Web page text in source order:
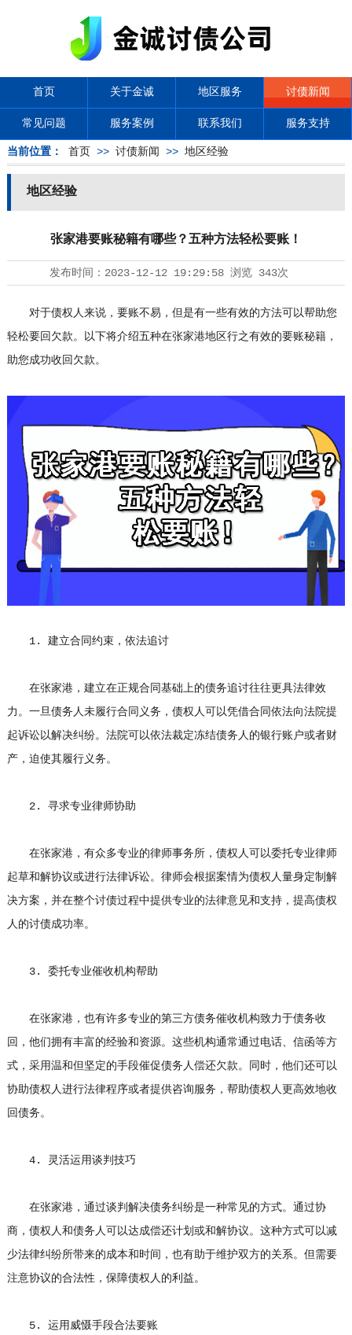
首页 关于金诚 地区服务 讨债新闻
常见问题 服务案例 联系我们 服务支持
当前位置： 首页 >> 讨债新闻 >> 地区经验
地区经验
张家港要账秘籍有哪些？五种方法轻松要账！
发布时间： 2023-12-12 19:29:58浏览 343次
对于债权人来说，要账不易，但是有一些有效的方法可以帮助您
轻松要回欠款。以下将介绍五种在张家港地区行之有效的要账秘籍，
助您成功收回欠款。
1. 建立合同约束，依法追讨
在张家港，建立在正规合同基础上的债务追讨往往更具法律效
力。一旦债务人未履行合同义务，债权人可以凭借合同依法向法院提
起诉讼以解决纠纷。法院可以依法裁定冻结债务人的银行账户或者财
产，迫使其履行义务。
2. 寻求专业律师协助
在张家港，有众多专业的律师事务所，债权人可以委托专业律师
起草和解协议或进行法律诉讼。律师会根据案情为债权人量身定制解
决方案，并在整个讨债过程中提供专业的法律意见和支持，提高债权
人的讨债成功率。
3. 委托专业催收机构帮助
在张家港，也有许多专业的第三方债务催收机构致力于债务收
回，他们拥有丰富的经验和资源。这些机构通常通过电话、信函等方
式，采用温和但坚定的手段催促债务人偿还欠款。同时，他们还可以
协助债权人进行法律程序或者提供咨询服务，帮助债权人更高效地收
回债务。
4. 灵活运用谈判技巧
在张家港，通过谈判解决债务纠纷是一种常见的方式。通过协
商，债权人和债务人可以达成偿还计划或和解协议。这种方式可以减
少法律纠纷所带来的成本和时间，也有助于维护双方的关系。但需要
注意协议的合法性，保障债权人的利益。
5. 运用威慑手段合法要账